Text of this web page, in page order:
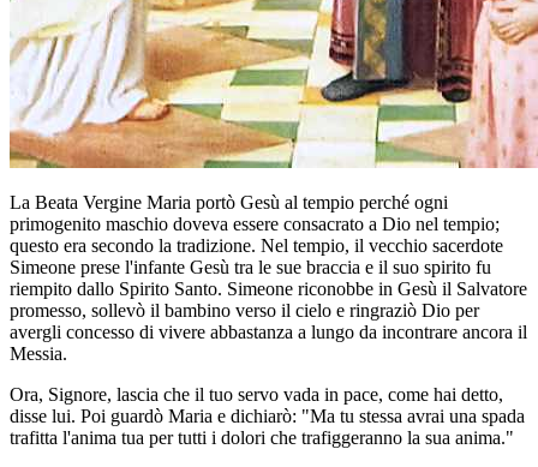
La Beata Vergine Maria portò Gesù al tempio perché ogni
primogenito maschio doveva essere consacrato a Dio nel tempio;
questo era secondo la tradizione. Nel tempio, il vecchio sacerdote
Simeone prese l'infante Gesù tra le sue braccia e il suo spirito fu
riempito dallo Spirito Santo. Simeone riconobbe in Gesù il Salvatore
promesso, sollevò il bambino verso il cielo e ringraziò Dio per
avergli concesso di vivere abbastanza a lungo da incontrare ancora il
Messia.
Ora, Signore, lascia che il tuo servo vada in pace, come hai detto,
disse lui. Poi guardò Maria e dichiarò: "Ma tu stessa avrai una spada
trafitta l'anima tua per tutti i dolori che trafiggeranno la sua anima."